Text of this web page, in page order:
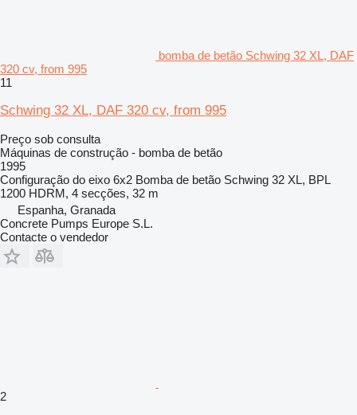
bomba de betão Schwing 32 XL, DAF
320 cv, from 995
11
Schwing 32 XL, DAF 320 cv, from 995
Preço sob consulta
Máquinas de construção - bomba de betão
1995
Configuração do eixo 6x2 Bomba de betão Schwing 32 XL, BPL
1200 HDRM, 4 secções, 32 m
Espanha, Granada
Concrete Pumps Europe S.L.
Contacte o vendedor
2